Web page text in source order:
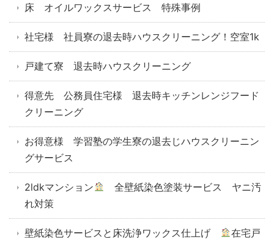
床 オイルワックスサービス 特殊事例
社宅様 社員寮の退去時ハウスクリーニング！空室1k
戸建て寮 退去時ハウスクリーニング
得意先 公務員住宅様 退去時キッチンレンジフード
クリーニング
お得意様 学習塾の学生寮の退去じハウスクリーニン
グサービス
2ldkマンション
全壁紙染色塗装サービス ヤニ汚
れ対策
壁紙染色サービスと床洗浄ワックス仕上げ
在宅戸